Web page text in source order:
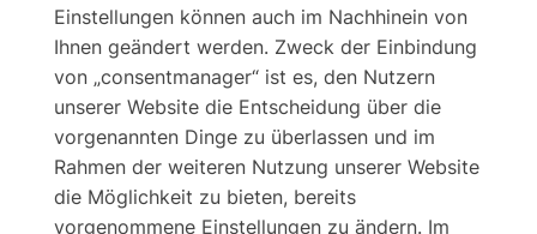
Einstellungen können auch im Nachhinein von
Ihnen geändert werden. Zweck der Einbindung
von „consentmanager“ ist es, den Nutzern
unserer Website die Entscheidung über die
vorgenannten Dinge zu überlassen und im
Rahmen der weiteren Nutzung unserer Website
die Möglichkeit zu bieten, bereits
vorgenommene Einstellungen zu ändern. Im